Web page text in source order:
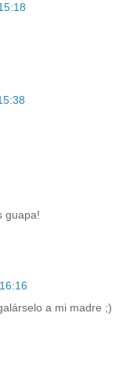
guapa!
a mi madre ;)